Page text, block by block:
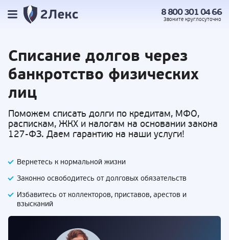
8 800 301 04 66
Звоните круглосуточно
Списание долгов через
банкротство физических
лиц
Поможем списать долги по кредитам, МФО,
распискам, ЖКХ и налогам на основании закона
127-ФЗ. Даем гарантию на наши услуги!
Вернетесь к нормальной жизни
Законно освободитесь от долговых обязательств
Избавитесь от коллекторов, приставов, арестов и
взысканий